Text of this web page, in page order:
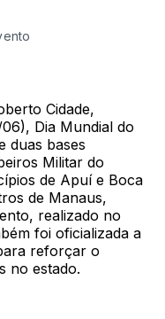
Cidade,
Dia Mundial do
duas bases
Militar do
de Apuí e Boca
de Manaus,
realizado no
foi oficializada a
reforçar o
no estado.